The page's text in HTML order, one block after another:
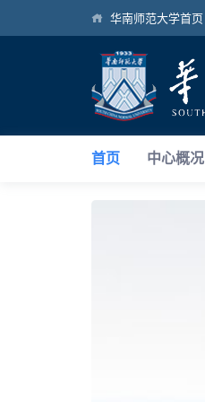
华南师范大学首页
首页 中心概况